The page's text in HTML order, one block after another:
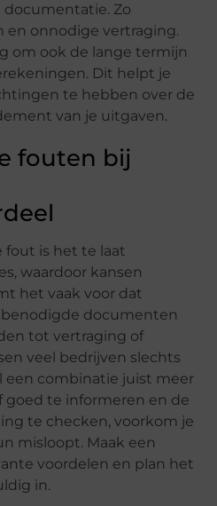
Zo
en onnodige vertraging.
om ook de lange termijn
Dit helpt je
te hebben over de
van je uitgaven.
fouten bij
fout is het te laat
waardoor kansen
het vaak voor dat
documenten
tot vertraging of
veel bedrijven slechts
een combinatie juist meer
goed te informeren en de
te checken, voorkom je
misloopt. Maak een
voordelen en plan het
in.